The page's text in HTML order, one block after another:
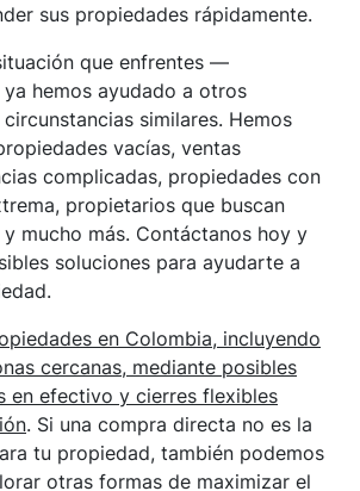
sus propiedades rápidamente.
que enfrentes —
hemos ayudado a otros
similares. Hemos
vacías, ventas
complicadas, propiedades con
propietarios que buscan
mucho más. Contáctanos hoy y
soluciones para ayudarte a
en Colombia, incluyendo
cercanas, mediante posibles
en efectivo y cierres flexibles
. Si una compra directa no es la
tu propiedad, también podemos
otras formas de maximizar el